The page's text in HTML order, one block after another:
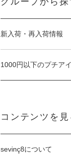
新入荷・再入荷情報
1000円以下のプチア
コンテンツを見
sevinç8について